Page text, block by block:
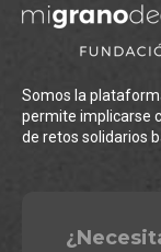
Somos la
permite implicarse
de retos solidarios